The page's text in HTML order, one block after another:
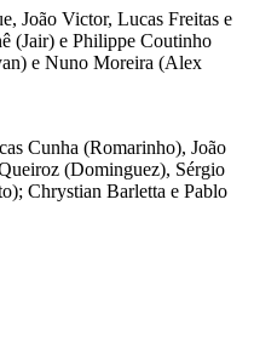
João Victor, Lucas Freitas e
(Jair) e Philippe Coutinho
e Nuno Moreira (Alex
Cunha (Romarinho), João
(Dominguez), Sérgio
Chrystian Barletta e Pablo